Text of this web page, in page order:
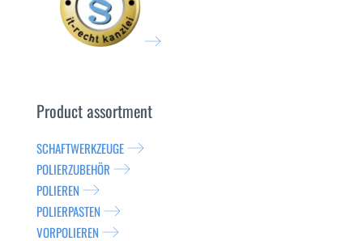
Product assortment
SCHAFTWERKZEUGE
POLIERZUBEHÖR
POLIEREN
POLIERPASTEN
VORPOLIEREN